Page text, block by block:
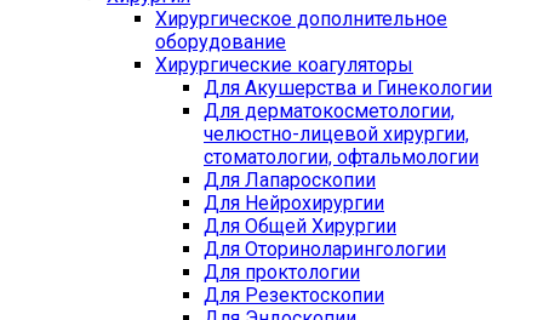
Хирургическое дополнительное
оборудование
Хирургические коагуляторы
Для Акушерства и Гинекологии
Для дерматокосметологии,
челюстно-лицевой хирургии,
стоматологии, офтальмологии
Для Лапароскопии
Для Нейрохирургии
Для Общей Хирургии
Для Оториноларингологии
Для проктологии
Для Резектоскопии